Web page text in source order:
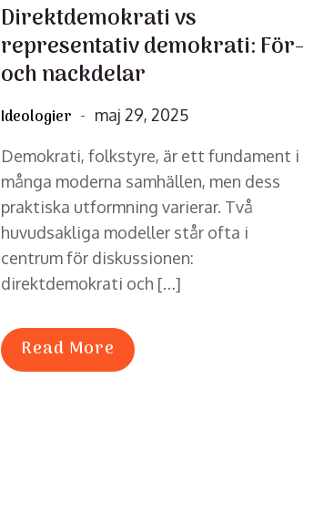
Direktdemokrati vs
representativ demokrati: För-
och nackdelar
Ideologier
Posted
maj 29, 2025
Demokrati, folkstyre, är ett fundament i
många moderna samhällen, men dess
praktiska utformning varierar. Två
huvudsakliga modeller står ofta i
centrum för diskussionen:
direktdemokrati och […]
Read More